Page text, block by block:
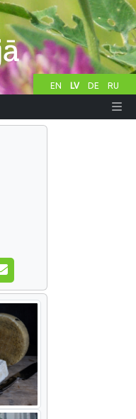
EN LV DE RU